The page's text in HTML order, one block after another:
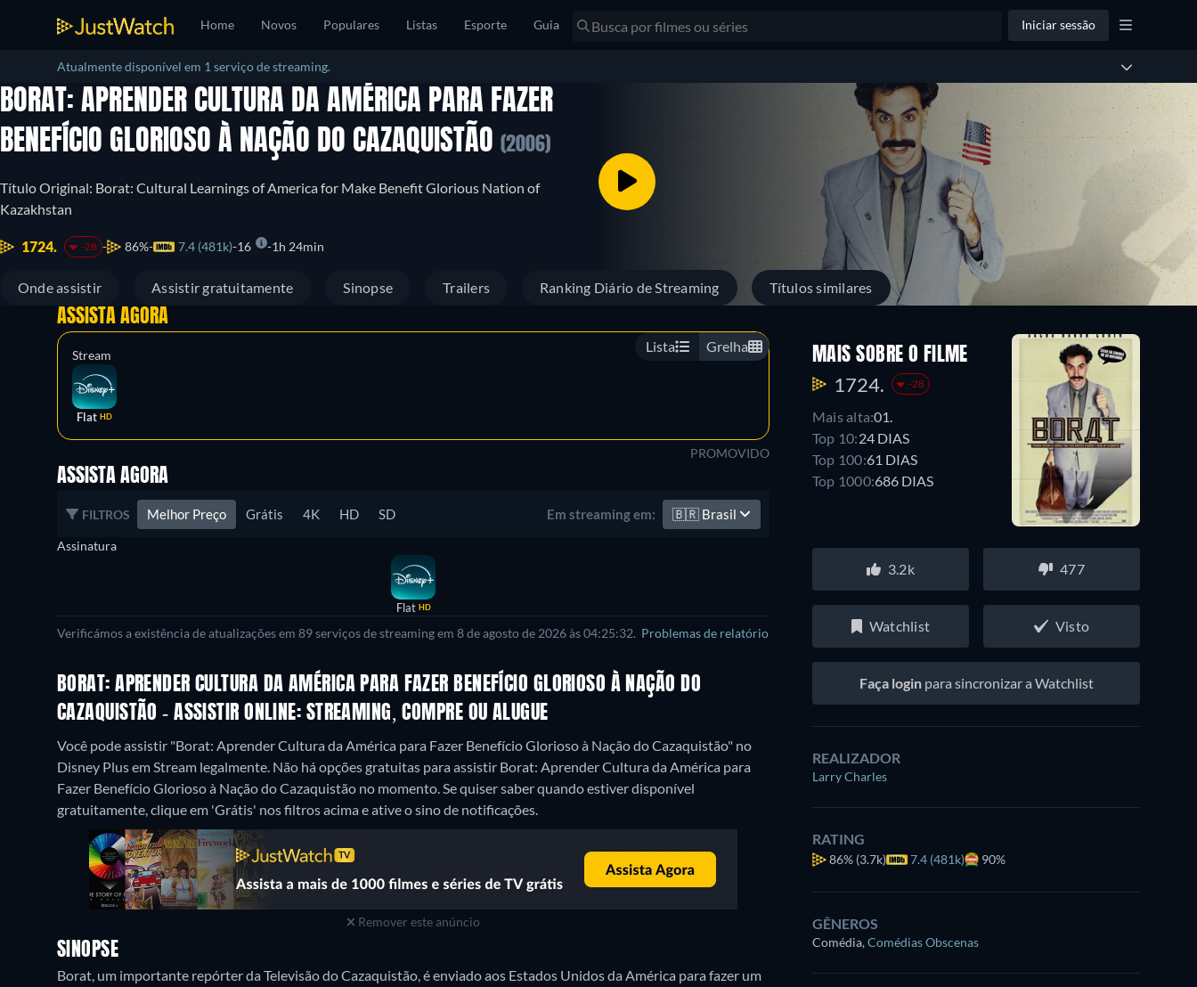
Home Novos Populares Listas Esporte Guia Iniciar sessão
Atualmente disponível em 1 serviço de streaming.
BORAT: APRENDER CULTURA DA AMÉRICA PARA FAZER
BENEFÍCIO GLORIOSO À NAÇÃO DO CAZAQUISTÃO (2006)
Título Original: Borat: Cultural Learnings of America for Make Benefit Glorious Nation of
Kazakhstan
1724. -28 86% 7.4 (481k) 16 1h 24min
Onde assistir Assistir gratuitamente Sinopse Trailers Ranking Diário de Streaming Títulos similares
Lista Grelha
ASSISTA AGORA
Stream
Flat HD
PROMOVIDO
ASSISTA AGORA
FILTROS Melhor Preço Grátis 4K HD SD Em streaming em: 🇧🇷 Brasil
Assinatura
Flat HD
Verificámos a existência de atualizações em 89 serviços de streaming em 8 de agosto de 2026 às 04:25:32. Problemas de relatório
BORAT: APRENDER CULTURA DA AMÉRICA PARA FAZER BENEFÍCIO GLORIOSO À NAÇÃO DO
CAZAQUISTÃO - ASSISTIR ONLINE: STREAMING, COMPRE OU ALUGUE
Você pode assistir "Borat: Aprender Cultura da América para Fazer Benefício Glorioso à Nação do Cazaquistão" no
Disney Plus em Stream legalmente. Não há opções gratuitas para assistir Borat: Aprender Cultura da América para
Fazer Benefício Glorioso à Nação do Cazaquistão no momento. Se quiser saber quando estiver disponível
gratuitamente, clique em 'Grátis' nos filtros acima e ative o sino de notificações.
Remover este anúncio
SINOPSE
Borat, um importante repórter da Televisão do Cazaquistão, é enviado aos Estados Unidos da América para fazer um
MAIS SOBRE O FILME
1724. -28
Mais alta:01.
Top 10:24 DIAS
Top 100:61 DIAS
Top 1000:686 DIAS
3.2k 477
Watchlist Visto
Faça loginpara sincronizar a Watchlist
REALIZADOR
Larry Charles
RATING
86% (3.7k) 7.4 (481k) 90%
GÊNEROS
Comédia,Comédias Obscenas